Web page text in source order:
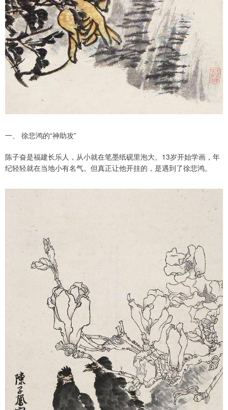
一、 徐悲鸿的“神助攻”
陈子奋是福建长乐人，从小就在笔墨纸砚里泡大。13岁开始学画，年
纪轻轻就在当地小有名气。但真正让他开挂的，是遇到了徐悲鸿。